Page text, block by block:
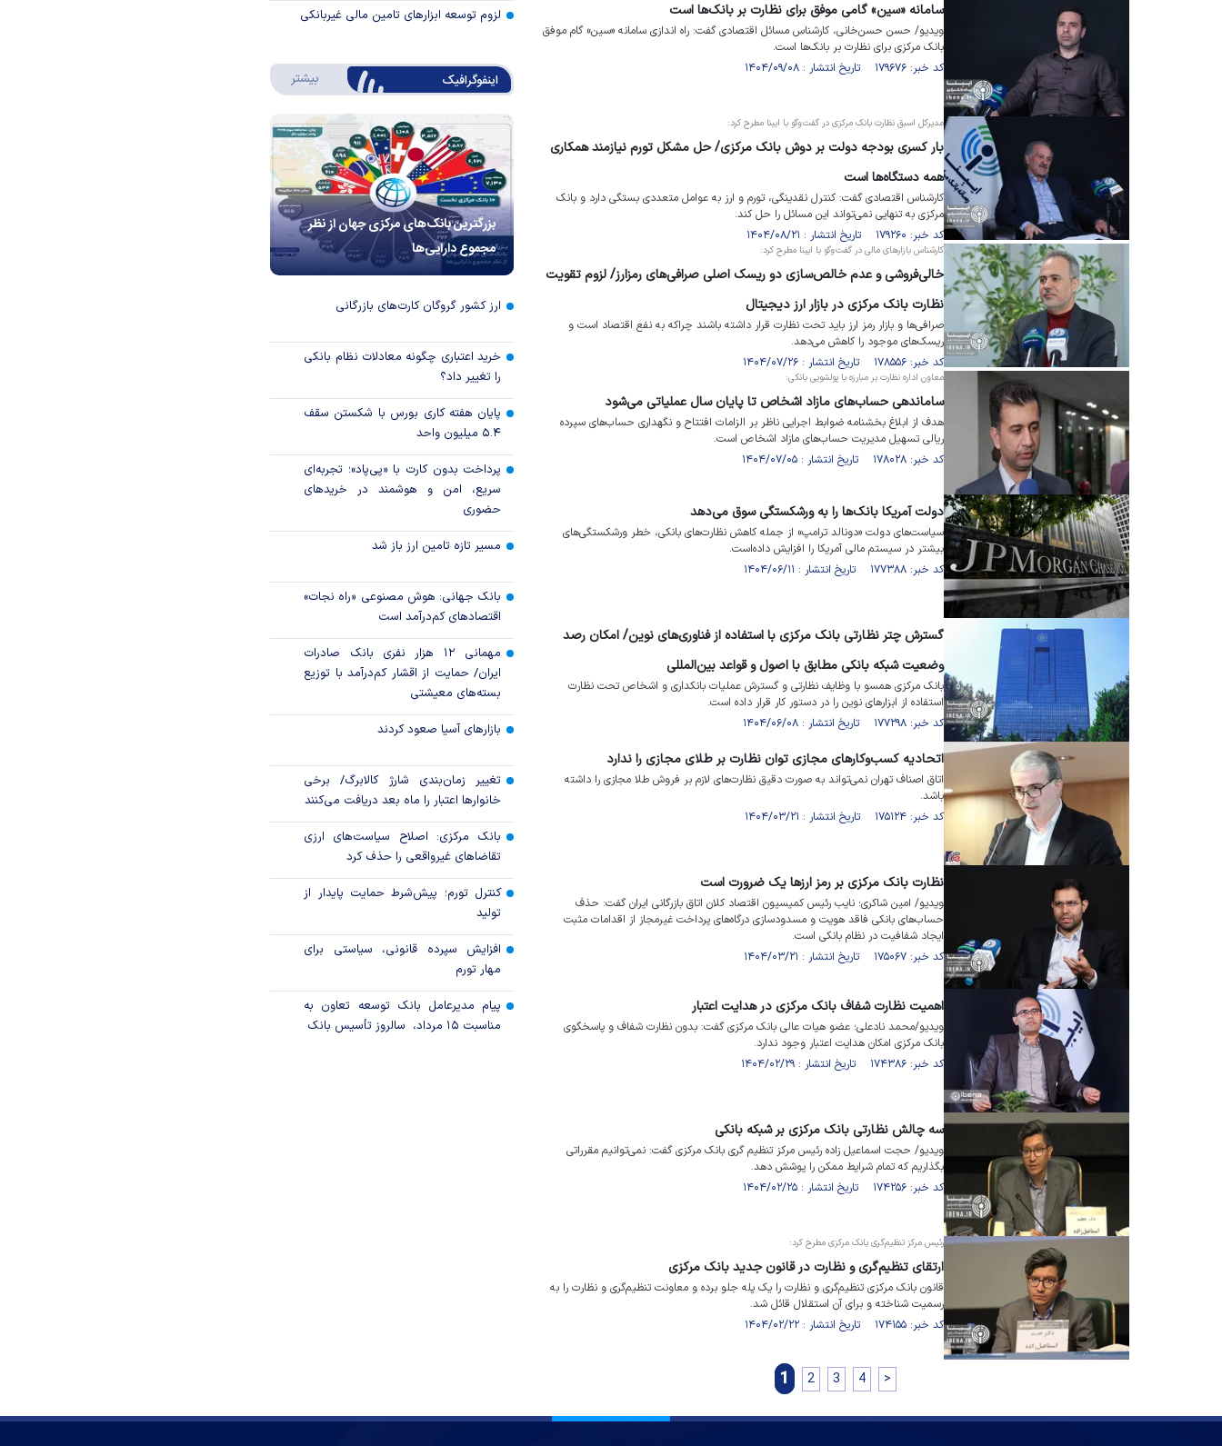
سامانه «سین» گامی موفق برای نظارت بر بانک‌ها است
ویدیو/ حسن حسن‌خانی، کارشناس مسائل اقتصادی گفت: راه اندازی سامانه «سین» گام موفق
بانک مرکزی برای نظارت بر بانک‌ها است.
کد خبر: ۱۷۹۶۷۶ تاریخ انتشار : ۱۴۰۴/۰۹/۰۸
مدیرکل اسبق نظارت بانک مرکزی در گفت‌و‌گو با ایبنا مطرح کرد:
بار کسری بودجه دولت بر دوش بانک مرکزی/ حل مشکل تورم نیازمند همکاری
همه دستگاه‌ها است
کارشناس اقتصادی گفت: کنترل نقدینگی، تورم و ارز به عوامل متعددی بستگی دارد و بانک
مرکزی به تنهایی نمی‌تواند این مسائل را حل کند.
کد خبر: ۱۷۹۲۶۰ تاریخ انتشار : ۱۴۰۴/۰۸/۲۱
کارشناس بازار‌های مالی در گفت‌و‌گو با ایبنا مطرح کرد:
خالی‌فروشی و عدم خالص‌سازی دو ریسک اصلی صرافی‌های رمزارز/ لزوم تقویت
نظارت بانک مرکزی در بازار ارز دیجیتال
صرافی‌ها و بازار رمز ارز باید تحت نظارت قرار داشته باشند چراکه به نفع اقتصاد است و
ریسک‌های موجود را کاهش می‌دهد.
کد خبر: ۱۷۸۵۵۶ تاریخ انتشار : ۱۴۰۴/۰۷/۲۶
معاون اداره نظارت بر مبارزه با پولشویی بانکی:
ساماندهی حساب‌های مازاد اشخاص تا پایان سال عملیاتی می‌شود
هدف از ابلاغ بخشنامه ضوابط اجرایی ناظر بر الزامات افتتاح و نگهداری حساب‌های سپرده
ریالی تسهیل مدیریت حساب‌های مازاد اشخاص است.
کد خبر: ۱۷۸۰۲۸ تاریخ انتشار : ۱۴۰۴/۰۷/۰۵
دولت آمریکا بانک‌ها را به ورشکستگی سوق می‌دهد
سیاست‌های دولت «دونالد ترامپ» از جمله کاهش نظارت‌های بانکی، خطر ورشکستگی‌های
بیشتر در سیستم مالی آمریکا را افزایش داده‌است.
کد خبر: ۱۷۷۳۸۸ تاریخ انتشار : ۱۴۰۴/۰۶/۱۱
گسترش چتر نظارتی بانک مرکزی با استفاده از فناوری‌های نوین/ امکان رصد
وضعیت شبکه بانکی مطابق با اصول و قواعد بین‌المللی
بانک مرکزی همسو با وظایف نظارتی و گسترش عملیات بانکداری و اشخاص تحت نظارت
استفاده از ابزار‌های نوین را در دستور کار قرار داده است.
کد خبر: ۱۷۷۲۹۸ تاریخ انتشار : ۱۴۰۴/۰۶/۰۸
اتحادیه کسب‌وکار‌های مجازی توان نظارت بر طلای مجازی را ندارد
اتاق اصناف تهران نمی‌تواند به صورت دقیق نظارت‌های لازم بر فروش طلا مجازی را داشته
باشد.
کد خبر: ۱۷۵۱۲۴ تاریخ انتشار : ۱۴۰۴/۰۳/۲۱
نظارت بانک مرکزی بر رمز ارز‌ها یک ضرورت است
ویدیو/ امین شاکری؛ نایب رئیس کمیسیون اقتصاد کلان اتاق بازرگانی ایران گفت: حذف
حساب‌های بانکی فاقد هویت و مسدودسازی درگاه‌های پرداخت غیرمجاز از اقدامات مثبت
ایجاد شفافیت در نظام بانکی است.
کد خبر: ۱۷۵۰۶۷ تاریخ انتشار : ۱۴۰۴/۰۳/۲۱
اهمیت نظارت شفاف بانک مرکزی در هدایت اعتبار
ویدیو/محمد نادعلی؛ عضو هیات عالی بانک مرکزی گفت: بدون نظارت شفاف و پاسخگوی
بانک مرکزی امکان هدایت اعتبار وجود ندارد.
کد خبر: ۱۷۴۳۸۶ تاریخ انتشار : ۱۴۰۴/۰۲/۲۹
سه چالش نظارتی بانک مرکزی بر شبکه بانکی
ویدیو/ حجت اسماعیل زاده رئیس مرکز تنظیم گری بانک مرکزی گفت: نمی‌توانیم مقرراتی
بگذاریم که تمام شرایط ممکن را پوشش دهد.
کد خبر: ۱۷۴۲۵۶ تاریخ انتشار : ۱۴۰۴/۰۲/۲۵
رئیس مرکز تنظیم‌گری بانک مرکزی مطرح کرد:
ارتقای تنظیم‌گری و نظارت در قانون جدید بانک مرکزی
قانون بانک مرکزی تنظیم‌گری و نظارت را یک پله جلو برده و معاونت تنظیم‌گری و نظارت را به
رسمیت شناخته و برای آن استقلال قائل شد.
کد خبر: ۱۷۴۱۵۵ تاریخ انتشار : ۱۴۰۴/۰۲/۲۲
1 2 3 4 >
لزوم توسعه ابزارهای تامین مالی غیربانکی
اینفوگرافیک بیشتر درباره اینفوگرافیک
بزرگترین بانک‌های مرکزی جهان از نظر
مجموع دارایی‌ها
ارز کشور گروگان کارت‌های بازرگانی
خرید اعتباری چگونه معادلات نظام بانکی
را تغییر داد؟
پایان هفته کاری بورس با شکستن سقف
۵.۴ میلیون واحد
پرداخت بدون کارت با «پی‌پاد»؛ تجربه‌ای
سریع، امن و هوشمند در خریدهای
حضوری
مسیر تازه تامین ارز باز شد
بانک جهانی: هوش مصنوعی «راه نجات»
اقتصادهای کم‌درآمد است
مهمانی ۱۲ هزار نفری بانک صادرات
ایران/ حمایت از اقشار کم‌درآمد با توزیع
بسته‌های معیشتی
بازارهای آسیا صعود کردند
تغییر زمان‌بندی شارژ کالابرگ/ برخی
خانوار‌ها اعتبار را ماه بعد دریافت می‌کنند
بانک مرکزی: اصلاح سیاست‌های ارزی
تقاضاهای غیرواقعی را حذف کرد
کنترل تورم؛ پیش‌شرط حمایت پایدار از
تولید
افزایش سپرده قانونی، سیاستی برای
مهار تورم
پیام مدیرعامل بانک توسعه تعاون به
مناسبت ۱۵ مرداد، سالروز تأسیس بانک